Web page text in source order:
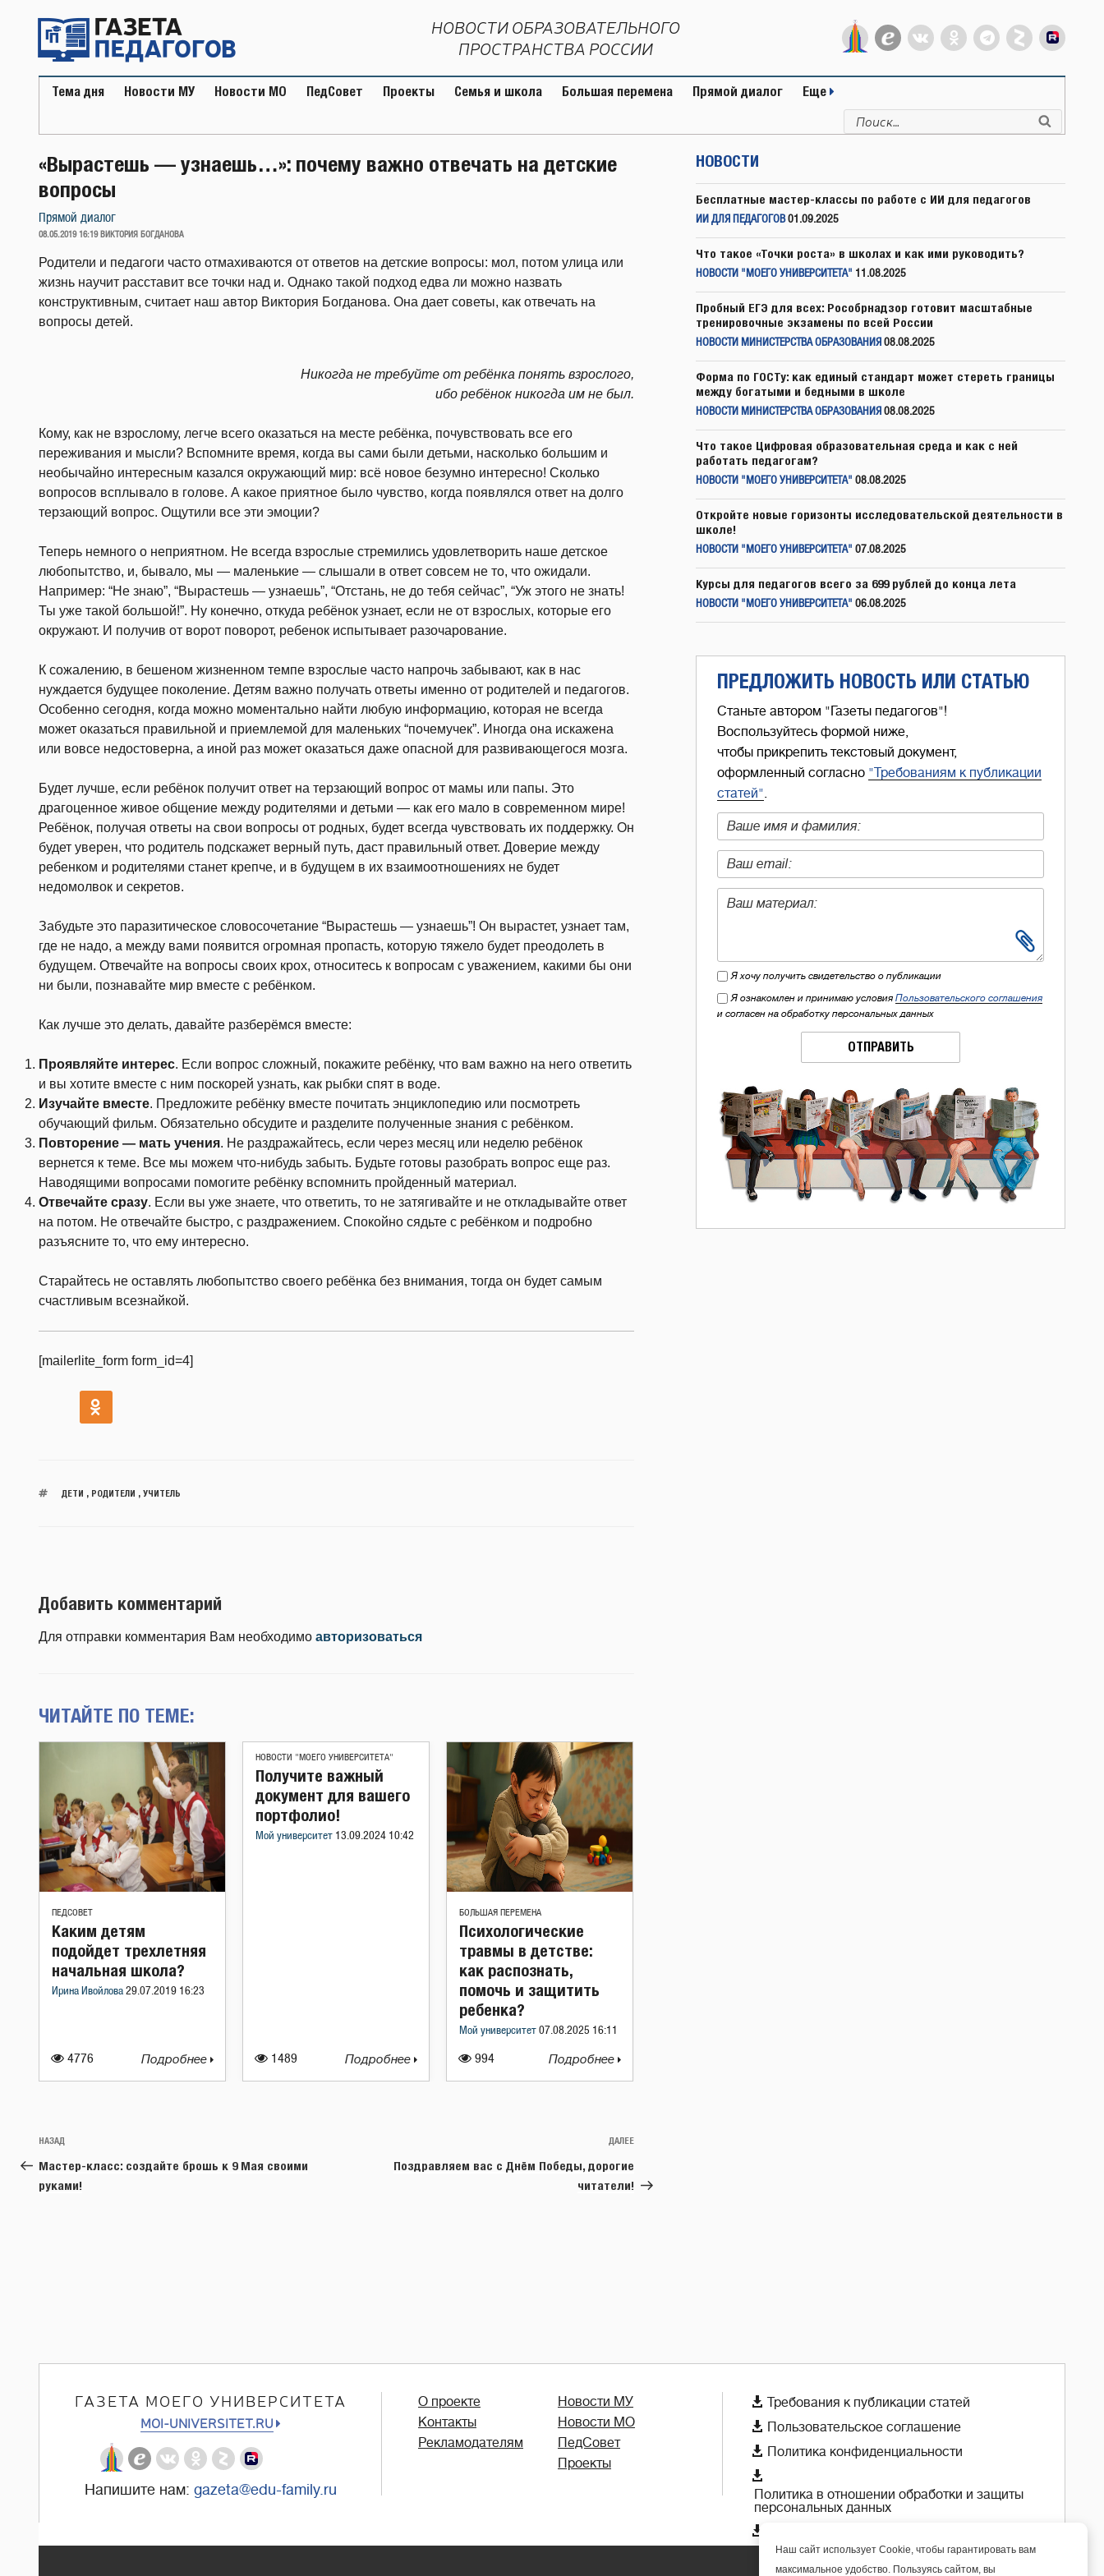
содержимому
НОВОСТИ ОБРАЗОВАТЕЛЬНОГО
ПРОСТРАНСТВА РОССИИ
Тема дня Новости МУ Новости МО ПедСовет Проекты Семья и школа Большая перемена Прямой диалог Еще
Искать:
«Вырастешь — узнаешь…»: почему важно отвечать на детские
вопросы
Прямой диалог
ОПУБЛИКОВАНО
08.05.2019 16:19 ВИКТОРИЯ БОГДАНОВА
Родители и педагоги часто отмахиваются от ответов на детские вопросы: мол, потом улица или
жизнь научит расставит все точки над и. Однако такой подход едва ли можно назвать
конструктивным, считает наш автор Виктория Богданова. Она дает советы, как отвечать на
вопросы детей.
Никогда не требуйте от ребёнка понять взрослого,
ибо ребёнок никогда им не был.
Кому, как не взрослому, легче всего оказаться на месте ребёнка, почувствовать все его
переживания и мысли? Вспомните время, когда вы сами были детьми, насколько большим и
необычайно интересным казался окружающий мир: всё новое безумно интересно! Сколько
вопросов всплывало в голове. А какое приятное было чувство, когда появлялся ответ на долго
терзающий вопрос. Ощутили все эти эмоции?
Теперь немного о неприятном. Не всегда взрослые стремились удовлетворить наше детское
любопытство, и, бывало, мы — маленькие — слышали в ответ совсем не то, что ожидали.
Например: “Не знаю”, “Вырастешь — узнаешь”, “Отстань, не до тебя сейчас”, “Уж этого не знать!
Ты уже такой большой!”. Ну конечно, откуда ребёнок узнает, если не от взрослых, которые его
окружают. И получив от ворот поворот, ребенок испытывает разочарование.
К сожалению, в бешеном жизненном темпе взрослые часто напрочь забывают, как в нас
нуждается будущее поколение. Детям важно получать ответы именно от родителей и педагогов.
Особенно сегодня, когда можно моментально найти любую информацию, которая не всегда
может оказаться правильной и приемлемой для маленьких “почемучек”. Иногда она искажена
или вовсе недостоверна, а иной раз может оказаться даже опасной для развивающегося мозга.
Будет лучше, если ребёнок получит ответ на терзающий вопрос от мамы или папы. Это
драгоценное живое общение между родителями и детьми — как его мало в современном мире!
Ребёнок, получая ответы на свои вопросы от родных, будет всегда чувствовать их поддержку. Он
будет уверен, что родитель подскажет верный путь, даст правильный ответ. Доверие между
ребенком и родителями станет крепче, и в будущем в их взаимоотношениях не будет
недомолвок и секретов.
Забудьте это паразитическое словосочетание “Вырастешь — узнаешь”! Он вырастет, узнает там,
где не надо, а между вами появится огромная пропасть, которую тяжело будет преодолеть в
будущем. Отвечайте на вопросы своих крох, относитесь к вопросам с уважением, какими бы они
ни были, познавайте мир вместе с ребёнком.
Как лучше это делать, давайте разберёмся вместе:
Проявляйте интерес. Если вопрос сложный, покажите ребёнку, что вам важно на него ответить
и вы хотите вместе с ним поскорей узнать, как рыбки спят в воде.
Изучайте вместе. Предложите ребёнку вместе почитать энциклопедию или посмотреть
обучающий фильм. Обязательно обсудите и разделите полученные знания с ребёнком.
Повторение — мать учения. Не раздражайтесь, если через месяц или неделю ребёнок
вернется к теме. Все мы можем что-нибудь забыть. Будьте готовы разобрать вопрос еще раз.
Наводящими вопросами помогите ребёнку вспомнить пройденный материал.
Отвечайте сразу. Если вы уже знаете, что ответить, то не затягивайте и не откладывайте ответ
на потом. Не отвечайте быстро, с раздражением. Спокойно сядьте с ребёнком и подробно
разъясните то, что ему интересно.
Старайтесь не оставлять любопытство своего ребёнка без внимания, тогда он будет самым
счастливым всезнайкой.
[mailerlite_form form_id=4]
ДЕТИ РОДИТЕЛИ УЧИТЕЛЬ
Добавить комментарий
Для отправки комментария Вам необходимо авторизоваться
ЧИТАЙТЕ ПО ТЕМЕ:
ПЕДСОВЕТ
4776
Каким детям
подойдет трехлетняя
начальная школа?
Ирина Ивойлова 29.07.2019 16:23
Подробнее
НОВОСТИ "МОЕГО УНИВЕРСИТЕТА"
1489
Получите важный
документ для вашего
портфолио!
Мой университет 13.09.2024 10:42
Подробнее
БОЛЬШАЯ ПЕРЕМЕНА
994
Психологические
травмы в детстве:
как распознать,
помочь и защитить
ребенка?
Мой университет 07.08.2025 16:11
Подробнее
Навигация
по
записям
Предыдущая
запись:
НАЗАД
Мастер-класс: создайте брошь к 9 Мая своими
руками!
Следующая
ДАЛЕЕ
Поздравляем вас с Днём Победы, дорогие
читатели!
НОВОСТИ
Бесплатные мастер-классы по работе с ИИ для педагогов
ИИ ДЛЯ ПЕДАГОГОВ 01.09.2025
Что такое «Точки роста» в школах и как ими руководить?
НОВОСТИ "МОЕГО УНИВЕРСИТЕТА" 11.08.2025
Пробный ЕГЭ для всех: Рособрнадзор готовит масштабные
тренировочные экзамены по всей России
НОВОСТИ МИНИСТЕРСТВА ОБРАЗОВАНИЯ 08.08.2025
Форма по ГОСТу: как единый стандарт может стереть границы
между богатыми и бедными в школе
НОВОСТИ МИНИСТЕРСТВА ОБРАЗОВАНИЯ 08.08.2025
Что такое Цифровая образовательная среда и как с ней
работать педагогам?
НОВОСТИ "МОЕГО УНИВЕРСИТЕТА" 08.08.2025
Откройте новые горизонты исследовательской деятельности в
школе!
НОВОСТИ "МОЕГО УНИВЕРСИТЕТА" 07.08.2025
Курсы для педагогов всего за 699 рублей до конца лета
НОВОСТИ "МОЕГО УНИВЕРСИТЕТА" 06.08.2025
ПРЕДЛОЖИТЬ НОВОСТЬ ИЛИ СТАТЬЮ
Станьте автором "Газеты педагогов"!
Воспользуйтесь формой ниже,
чтобы прикрепить текстовый документ,
оформленный согласно "Требованиям к публикации
статей".
Я хочу получить свидетельство о публикации
Я ознакомлен и принимаю условия Пользовательского соглашения
и согласен на обработку персональных данных
ОТПРАВИТЬ
ГАЗЕТА МОЕГО УНИВЕРСИТЕТА
MOI-UNIVERSITET.RU
Напишите нам: gazeta@edu-family.ru
О проекте
Контакты
Рекламодателям
Новости МУ
Новости МО
ПедСовет
Проекты
 Требования к публикации статей
 Пользовательское соглашение
 Политика конфиденциальности

Политика в отношении обработки и защиты
персональных данных

Наш сайт использует Cookie, чтобы гарантировать вам
максимальное удобство. Пользуясь сайтом, вы